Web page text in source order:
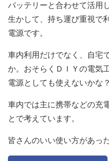
バッテリーと合わせて活用
生かして、持ち運び重視で
電源です。
車内利用だけでなく、自宅
か。おそらくＤＩＹの電気
電源としても使えないかな
車内では主に携帯などの充
とで考えています。
皆さんのいい使い方があっ